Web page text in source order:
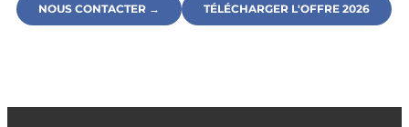
NOUS CONTACTER → TÉLÉCHARGER L'OFFRE 2026